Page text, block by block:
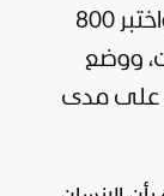
أجرى فريق البحث محاكاة حاسوبية، واختبر 800
ووضع
على مدى